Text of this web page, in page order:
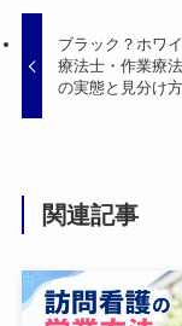
ブラック？ホワ
療法士・作業療
の実態と見分け方
関連記事